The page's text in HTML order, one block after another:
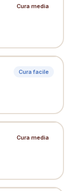
Cura media
Cura facile
Cura media